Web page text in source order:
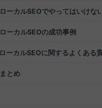
ローカルSEOでやってはいけな
ローカルSEOの成功事例
ローカルSEOに関するよくある
まとめ